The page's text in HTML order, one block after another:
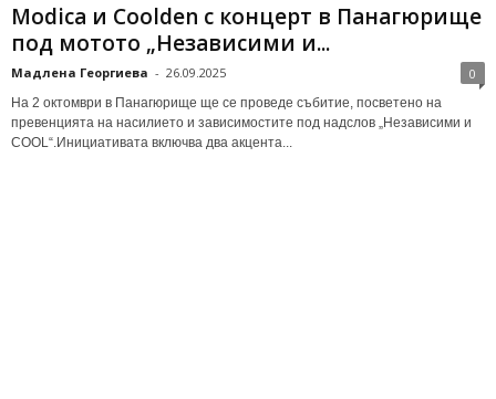
Modica и Coolden с концерт в Панагюрище
под мотото „Независими и...
Мадлена Георгиева - 26.09.2025 0
На 2 октомври в Панагюрище ще се проведе събитие, посветено на
превенцията на насилието и зависимостите под надслов „Независими и
COOL“.Инициативата включва два акцента...